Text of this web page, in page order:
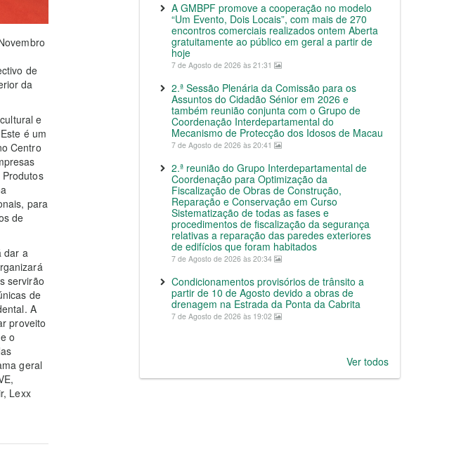
de
da
e
é um
Centro
para
de
dar a
servirão
de
A
proveito
o
geral
Lexx
A GMBPF promove a cooperação no modelo
“Um Evento, Dois Locais”, com mais de 270
encontros comerciais realizados ontem Aberta
gratuitamente ao público em geral a partir de
hoje
7 de Agosto de 2026 às 21:31
2.ª Sessão Plenária da Comissão para os
Assuntos do Cidadão Sénior em 2026 e
também reunião conjunta com o Grupo de
Coordenação Interdepartamental do
Mecanismo de Protecção dos Idosos de Macau
7 de Agosto de 2026 às 20:41
2.ª reunião do Grupo Interdepartamental de
Coordenação para Optimização da
Fiscalização de Obras de Construção,
Reparação e Conservação em Curso
Sistematização de todas as fases e
procedimentos de fiscalização da segurança
relativas a reparação das paredes exteriores
de edifícios que foram habitados
7 de Agosto de 2026 às 20:34
Condicionamentos provisórios de trânsito a
partir de 10 de Agosto devido a obras de
drenagem na Estrada da Ponta da Cabrita
7 de Agosto de 2026 às 19:02
Ver todos